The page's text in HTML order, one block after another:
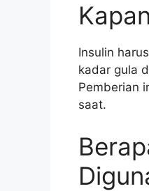
Insulin
kadar gula
Pemberian
saat.